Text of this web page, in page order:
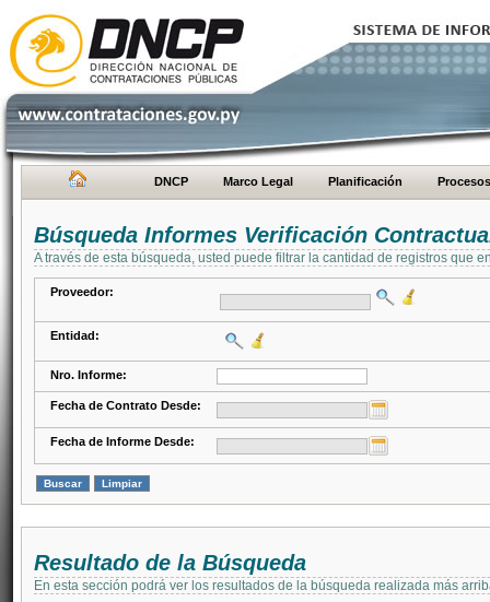
DNCP Marco Legal Planificación Procesos
Búsqueda Informes Verificación
A través de esta búsqueda, usted puede filtrar la cantidad de registros que
Proveedor:
Entidad:
Nro. Informe:
Fecha de Contrato Desde:
Fecha de Informe Desde:
Resultado de la Búsqueda
En esta sección podrá ver los resultados de la búsqueda realizada más